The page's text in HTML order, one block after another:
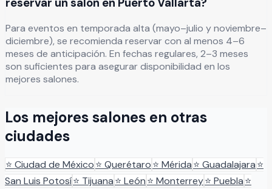
Para eventos en temporada alta (mayo–julio y noviembre–
diciembre), se recomienda reservar con al menos 4–6
meses de anticipación. En fechas regulares, 2–3 meses
son suficientes para asegurar disponibilidad en los
mejores salones.
Los mejores salones en otras
ciudades
⭐ Ciudad de México⭐ Querétaro⭐ Mérida⭐ Guadalajara⭐
San Luis Potosí⭐ Tijuana⭐ León⭐ Monterrey⭐ Puebla⭐